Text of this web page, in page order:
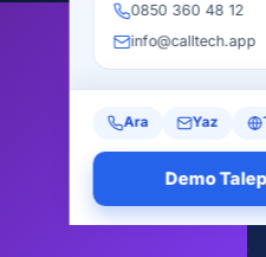
0850 360 48 12
info@calltech.app
Ara Yaz
Demo
Nasıl Çalışır?